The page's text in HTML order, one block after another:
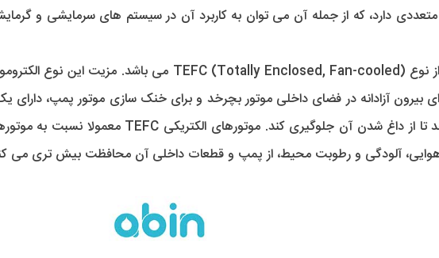
و هوایی، آلودگی و رطوبت محیط، از پمپ و قطعات داخلی آن محافظت بیش تری می